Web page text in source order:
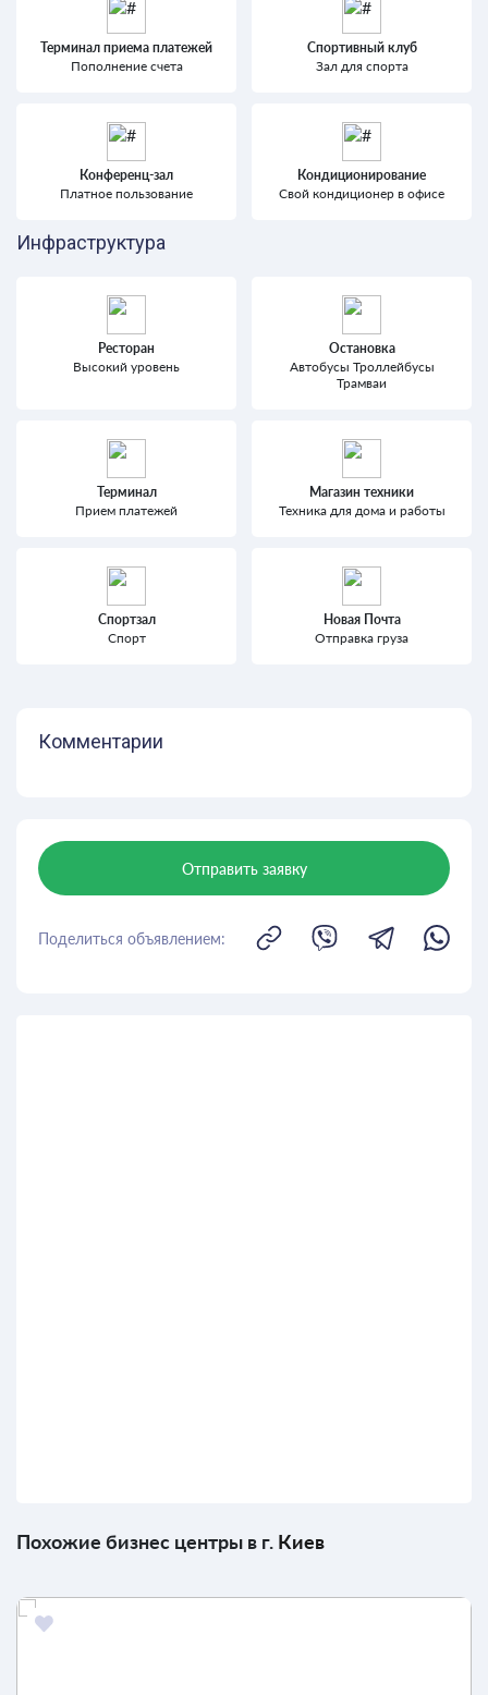
Терминал приема платежей
Пополнение счета
Спортивный клуб
Зал для спорта
Конференц-зал
Платное пользование
Кондиционирование
Свой кондиционер в офисе
Инфраструктура
Ресторан
Высокий уровень
Остановка
Автобусы Троллейбусы
Трамваи
Терминал
Прием платежей
Магазин техники
Техника для дома и работы
Спортзал
Спорт
Новая Почта
Отправка груза
Комментарии
Отправить заявку
Поделиться объявлением:
Похожие бизнес центры в г. Киев